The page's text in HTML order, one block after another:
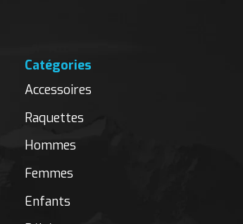
Catégories
Accessoires
Raquettes
Hommes
Femmes
Enfants